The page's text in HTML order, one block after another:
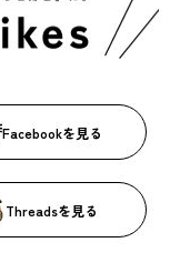
Facebookを見る
Threadsを見る